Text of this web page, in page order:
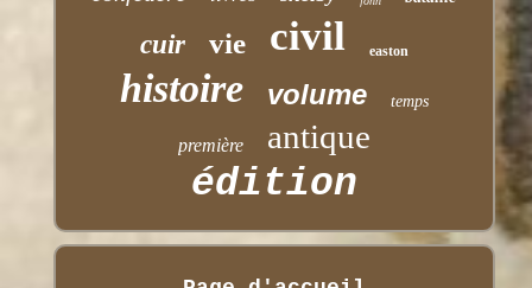
cuir vie civil easton
histoire volume temps
première antique
édition